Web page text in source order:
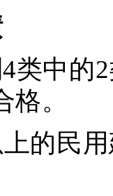
类中的
。
上的民